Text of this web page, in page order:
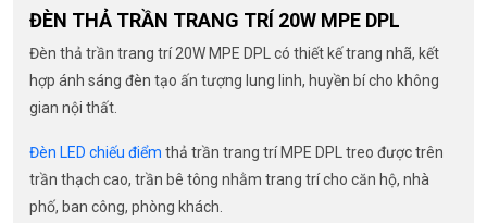
ĐÈN THẢ TRẦN TRANG TRÍ 20W MPE DPL
Đèn thả trần trang trí 20W MPE DPL có thiết kế trang nhã, kết
hợp ánh sáng đèn tạo ấn tượng lung linh, huyền bí cho không
gian nội thất.
Đèn LED chiếu điểm thả trần trang trí MPE DPL treo được trên
trần thạch cao, trần bê tông nhằm trang trí cho căn hộ, nhà
phố, ban công, phòng khách.